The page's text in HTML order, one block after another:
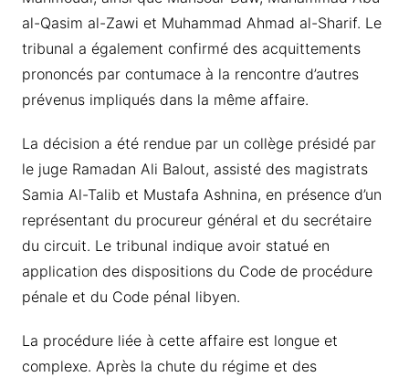
al-Qasim al-Zawi et Muhammad Ahmad al-Sharif. Le
tribunal a également confirmé des acquittements
prononcés par contumace à la rencontre d’autres
prévenus impliqués dans la même affaire.
La décision a été rendue par un collège présidé par
le juge Ramadan Ali Balout, assisté des magistrats
Samia Al-Talib et Mustafa Ashnina, en présence d’un
représentant du procureur général et du secrétaire
du circuit. Le tribunal indique avoir statué en
application des dispositions du Code de procédure
pénale et du Code pénal libyen.
La procédure liée à cette affaire est longue et
complexe. Après la chute du régime et des